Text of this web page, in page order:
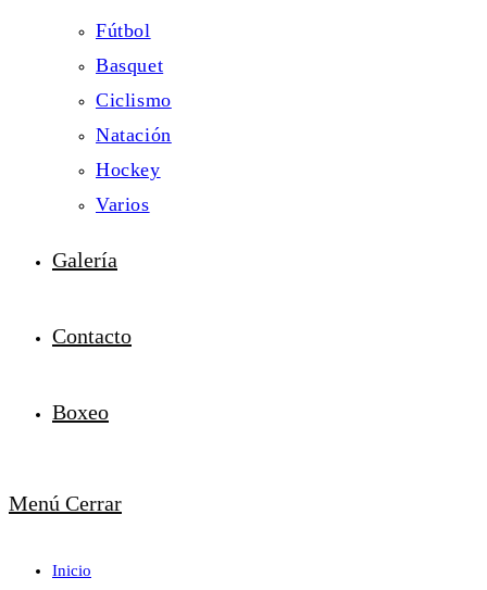
Fútbol
Basquet
Ciclismo
Natación
Hockey
Varios
Galería
Contacto
Boxeo
Menú Cerrar
Inicio